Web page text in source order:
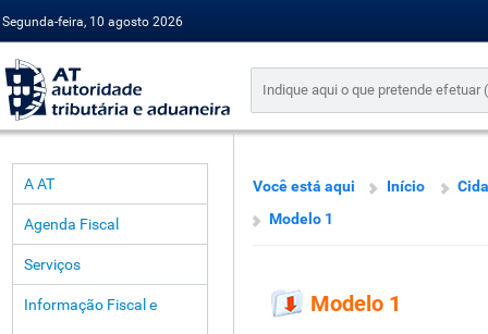
Segunda-feira, 10 agosto 2026
A AT
Agenda Fiscal
Serviços
Informação Fiscal e
Você está aqui Início
Modelo 1
Modelo 1